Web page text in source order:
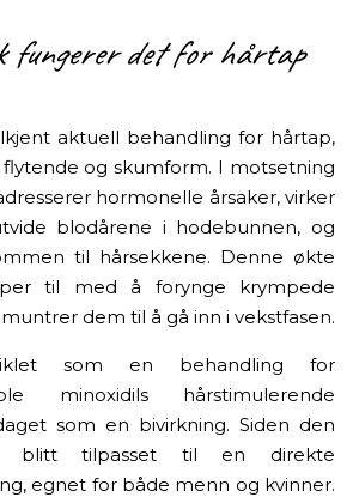
fungerer det for hårtap
aktuell behandling for hårtap,
og skumform. I motsetning
hormonelle årsaker, virker
blodårene i hodebunnen, og
til hårsekkene. Denne økte
til med å forynge krympede
dem til å gå inn i vekstfasen.
som en behandling for
minoxidils hårstimulerende
som en bivirkning. Siden den
blitt tilpasset til en direkte
egnet for både menn og kvinner.